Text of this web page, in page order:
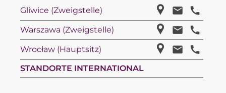
Gliwice (Zweigstelle)
Warszawa (Zweigstelle)
Wrocław (Hauptsitz)
STANDORTE INTERNATIONAL